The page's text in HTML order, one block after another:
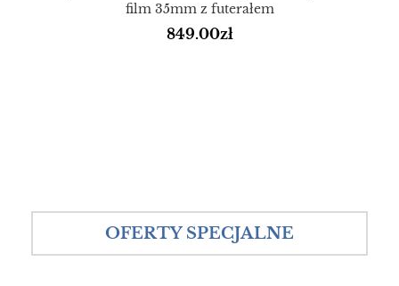
film 35mm z futerałem
849.00zł
OFERTY SPECJALNE